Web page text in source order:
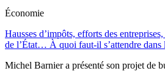
Économie
Hausses d’impôts, efforts des
de l’État… À quoi faut-il s’attendre dans
Michel Barnier a présenté son projet de